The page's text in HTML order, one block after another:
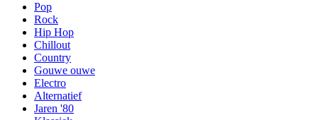
Pop
Rock
Hip Hop
Chillout
Country
Gouwe ouwe
Electro
Alternatief
Jaren '80